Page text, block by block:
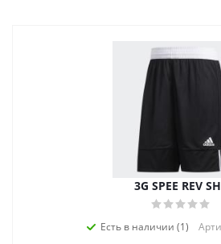
3G SPEE REV
Есть в наличии (1)